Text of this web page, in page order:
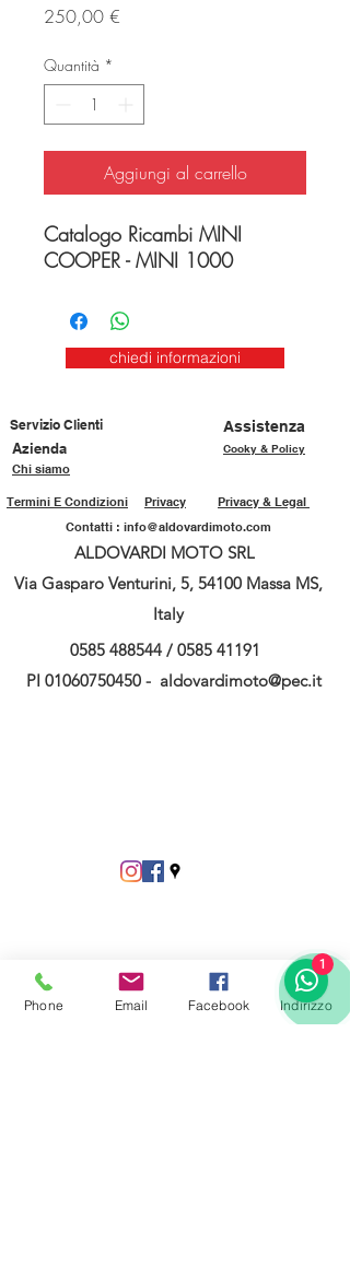
250,00 €
Quantità *
Aggiungi al carrello
Catalogo Ricambi MINI
COOPER - MINI 1000
chiedi informazioni
Servizio Clienti
Assistenza
Azienda
Cooky & Policy
Chi siamo
Privacy & Legal
Privacy
Termini E Condizioni
Contatti : info@aldovardimoto.com
ALDOVARDI MOTO SRL
Via Gasparo Venturini, 5, 54100 Massa MS,
Italy
0585 488544 / 0585 41191
PI 01060750450 - aldovardimoto@pec.it
Phone Email Facebook Indirizzo
1